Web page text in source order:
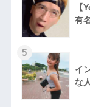
【
有
5
イ
な